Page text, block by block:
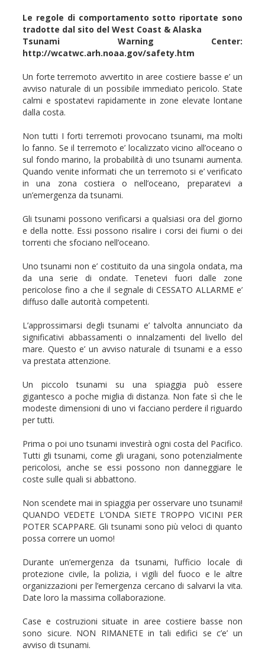
Le regole di comportamento sotto riportate sono
tradotte dal sito del West Coast & Alaska
Tsunami Warning Center:
http://wcatwc.arh.noaa.gov/safety.htm
Un forte terremoto avvertito in aree costiere basse e’ un
avviso naturale di un possibile immediato pericolo. State
calmi e spostatevi rapidamente in zone elevate lontane
dalla costa.
Non tutti I forti terremoti provocano tsunami, ma molti
lo fanno. Se il terremoto e’ localizzato vicino all’oceano o
sul fondo marino, la probabilità di uno tsunami aumenta.
Quando venite informati che un terremoto si e’ verificato
in una zona costiera o nell’oceano, preparatevi a
un’emergenza da tsunami.
Gli tsunami possono verificarsi a qualsiasi ora del giorno
e della notte. Essi possono risalire i corsi dei fiumi o dei
torrenti che sfociano nell’oceano.
Uno tsunami non e’ costituito da una singola ondata, ma
da una serie di ondate. Tenetevi fuori dalle zone
pericolose fino a che il segnale di CESSATO ALLARME e’
diffuso dalle autorità competenti.
L’approssimarsi degli tsunami e’ talvolta annunciato da
significativi abbassamenti o innalzamenti del livello del
mare. Questo e’ un avviso naturale di tsunami e a esso
va prestata attenzione.
Un piccolo tsunami su una spiaggia può essere
gigantesco a poche miglia di distanza. Non fate sì che le
modeste dimensioni di uno vi facciano perdere il riguardo
per tutti.
Prima o poi uno tsunami investirà ogni costa del Pacifico.
Tutti gli tsunami, come gli uragani, sono potenzialmente
pericolosi, anche se essi possono non danneggiare le
coste sulle quali si abbattono.
Non scendete mai in spiaggia per osservare uno tsunami!
QUANDO VEDETE L’ONDA SIETE TROPPO VICINI PER
POTER SCAPPARE. Gli tsunami sono più veloci di quanto
possa correre un uomo!
Durante un’emergenza da tsunami, l’ufficio locale di
protezione civile, la polizia, i vigili del fuoco e le altre
organizzazioni per l’emergenza cercano di salvarvi la vita.
Date loro la massima collaborazione.
Case e costruzioni situate in aree costiere basse non
sono sicure. NON RIMANETE in tali edifici se c’e’ un
avviso di tsunami.